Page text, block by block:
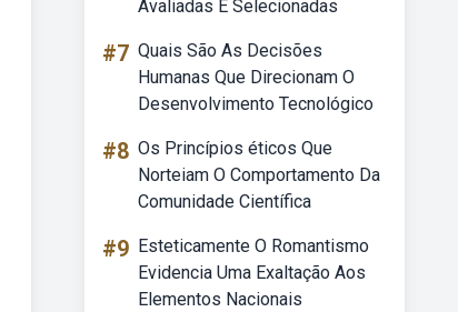
Avaliadas E Selecionadas
#7 Quais São As Decisões
Humanas Que Direcionam O
Desenvolvimento Tecnológico
#8 Os Princípios éticos Que
Norteiam O Comportamento Da
Comunidade Científica
#9 Esteticamente O Romantismo
Evidencia Uma Exaltação Aos
Elementos Nacionais